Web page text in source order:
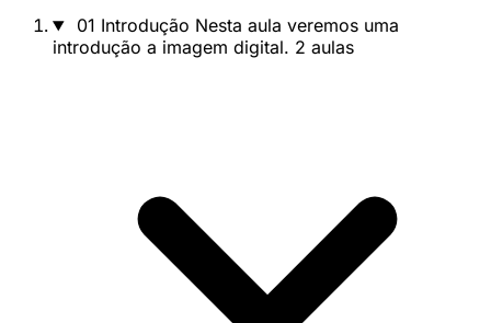
01 Introdução Nesta aula veremos uma
introdução a imagem digital. 2 aulas